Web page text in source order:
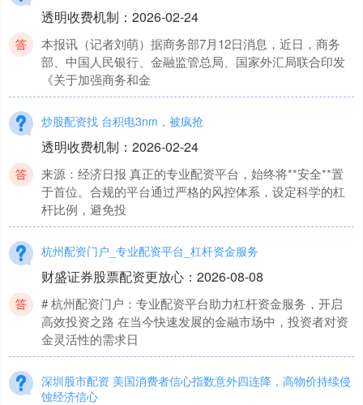
透明收费机制 ： 2026-02-24
本报讯（记者刘萌）据商务部7月12日消息，近日，商务
部、中国人民银行、金融监管总局、国家外汇局联合印发
《关于加强商务和金
炒股配资找 台积电3nm，被疯抢
透明收费机制 ： 2026-02-24
来源：经济日报 真正的专业配资平台，始终将**安全**置
于首位。合规的平台通过严格的风控体系，设定科学的杠
杆比例，避免投
杭州配资门户_专业配资平台_杠杆资金服务
财盛证券股票配资更放心 ： 2026-08-08
# 杭州配资门户：专业配资平台助力杠杆资金服务，开启
高效投资之路 在当今快速发展的金融市场中，投资者对资
金灵活性的需求日
深圳股市配资 美国消费者信心指数意外四连降，高物价持续侵
蚀经济信心